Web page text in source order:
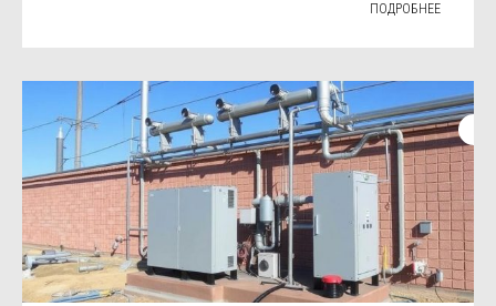
ПОДРОБНЕЕ